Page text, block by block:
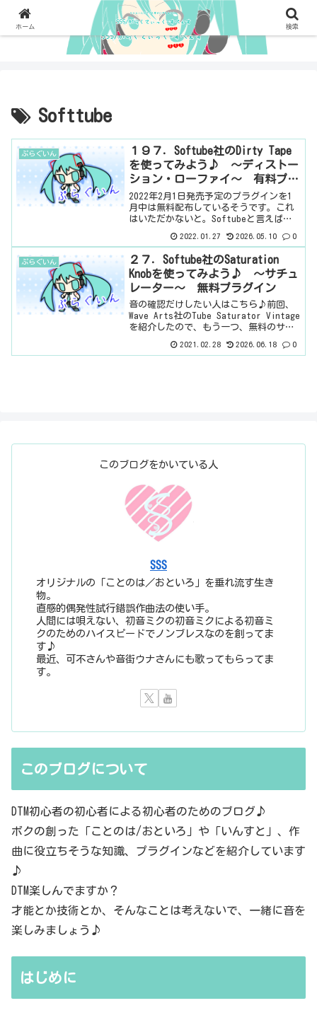
Softtube
ぷらぐいん
１９７．Softube社のDirty Tape
を使ってみよう♪ ～ディストー
ション・ローファイ～ 有料プラ
グイン
2022年2月1日発売予定のプラグインを1
月中は無料配布しているそうです。これ
はいただかないと。Softubeと言えば、
Saturation Knobと言えば、性能が良く
て、やや負荷が高かっ...
2022.01.27 2026.05.10 0
ぷらぐいん
２７．Softube社のSaturation
Knobを使ってみよう♪ ～サチュ
レーター～ 無料プラグイン
音の確認だけしたい人はこちら♪前回、
Wave Arts社のTube Saturator Vintage
を紹介したので、もう一つ、無料のサチ
情報ダウンロードはこちら。インストー
2021.02.28 2026.06.18 0
このブログをかいている人
SSS
オリジナルの「ことのは／おといろ」を垂れ流す生き
物。
直感的偶発性試行錯誤作曲法の使い手。
人間には唄えない、初音ミクの初音ミクによる初音ミ
クのためのハイスピードでノンブレスなのを創ってま
す♪
最近、可不さんや音街ウナさんにも歌ってもらってま
す。
このブログについて
DTM初心者の初心者による初心者のためのブログ♪
ボクの創った「ことのは/おといろ」や「いんすと」、作
曲に役立ちそうな知識、プラグインなどを紹介しています
♪
DTM楽しんでますか？
才能とか技術とか、そんなことは考えないで、一緒に音を
楽しみましょう♪
はじめに
ホーム 検索